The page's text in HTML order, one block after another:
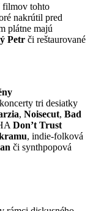
filmov tohto
nakrútil pred
plátne majú
Petr či reštaurované
tri desiatky
, Noisecut, Bad
Don’t Trust
, indie-folková
či synthpopová